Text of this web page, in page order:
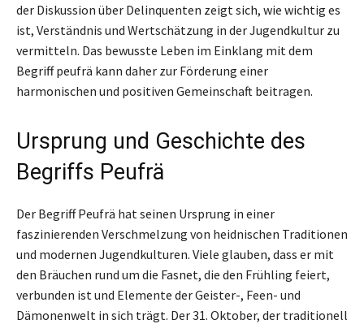
der Diskussion über Delinquenten zeigt sich, wie wichtig es
ist, Verständnis und Wertschätzung in der Jugendkultur zu
vermitteln. Das bewusste Leben im Einklang mit dem
Begriff peufrä kann daher zur Förderung einer
harmonischen und positiven Gemeinschaft beitragen.
Ursprung und Geschichte des
Begriffs Peufrä
Der Begriff Peufrä hat seinen Ursprung in einer
faszinierenden Verschmelzung von heidnischen Traditionen
und modernen Jugendkulturen. Viele glauben, dass er mit
den Bräuchen rund um die Fasnet, die den Frühling feiert,
verbunden ist und Elemente der Geister-, Feen- und
Dämonenwelt in sich trägt. Der 31. Oktober, der traditionell